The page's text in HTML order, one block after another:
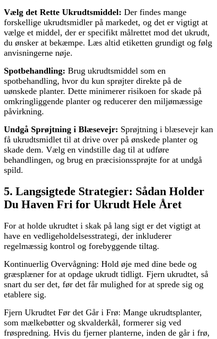
Vælg det Rette Ukrudtsmiddel: Der findes mange
forskellige ukrudtsmidler på markedet, og det er vigtigt at
vælge et middel, der er specifikt målrettet mod det ukrudt,
du ønsker at bekæmpe. Læs altid etiketten grundigt og følg
anvisningerne nøje.
Spotbehandling: Brug ukrudtsmiddel som en
spotbehandling, hvor du kun sprøjter direkte på de
uønskede planter. Dette minimerer risikoen for skade på
omkringliggende planter og reducerer den miljømæssige
påvirkning.
Undgå Sprøjtning i Blæsevejr: Sprøjtning i blæsevejr kan
få ukrudtsmidlet til at drive over på ønskede planter og
skade dem. Vælg en vindstille dag til at udføre
behandlingen, og brug en præcisionssprøjte for at undgå
spild.
5. Langsigtede Strategier: Sådan Holder
Du Haven Fri for Ukrudt Hele Året
For at holde ukrudtet i skak på lang sigt er det vigtigt at
have en vedligeholdelsesstrategi, der inkluderer
regelmæssig kontrol og forebyggende tiltag.
Kontinuerlig Overvågning: Hold øje med dine bede og
græsplæner for at opdage ukrudt tidligt. Fjern ukrudtet, så
snart du ser det, før det får mulighed for at sprede sig og
etablere sig.
Fjern Ukrudtet Før det Går i Frø: Mange ukrudtsplanter,
som mælkebøtter og skvalderkål, formerer sig ved
frøspredning. Hvis du fjerner planterne, inden de går i frø,